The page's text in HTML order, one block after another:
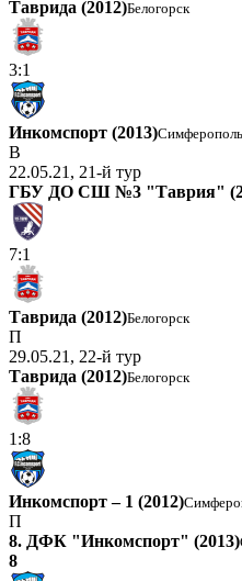
Таврида (2012)Белогорск
3:1
Инкомспорт (2013)Симферополь
В
22.05.21, 21-й тур
ГБУ ДО СШ №3 "Таврия"
7:1
Таврида (2012)Белогорск
П
29.05.21, 22-й тур
Таврида (2012)Белогорск
1:8
Инкомспорт – 1 (2012)
П
8. ДФК "Инкомспорт" (2013)
8